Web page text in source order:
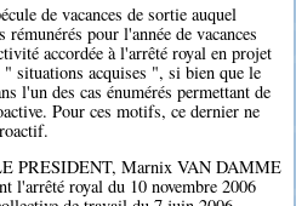
de vacances de sortie auquel
pour l'année de vacances
accordée à l'arrêté royal en projet
" situations acquises ", si bien que le
l'un des cas énumérés permettant de
Pour ces motifs, ce dernier ne
PRESIDENT, Marnix VAN DAMME
l'arrêté royal du 10 novembre 2006